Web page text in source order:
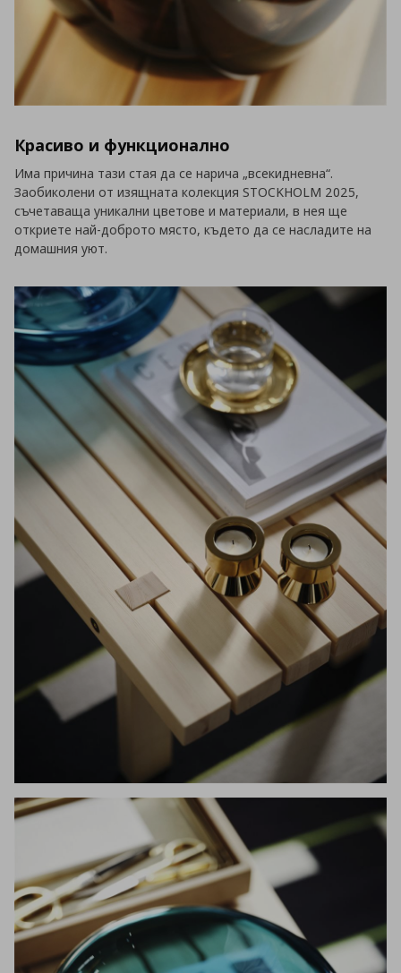
Красиво и функционално
Има причина тази стая да се нарича „всекидневна“.
Заобиколени от изящната колекция STOCKHOLM 2025,
съчетаваща уникални цветове и материали, в нея ще
откриете най-доброто място, където да се насладите на
домашния уют.